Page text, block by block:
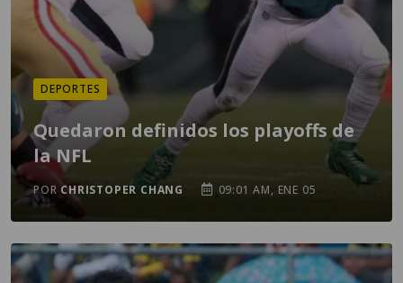
DEPORTES
Quedaron definidos los playoffs de
la NFL
POR CHRISTOPER CHANG 09:01 AM, ENE 05